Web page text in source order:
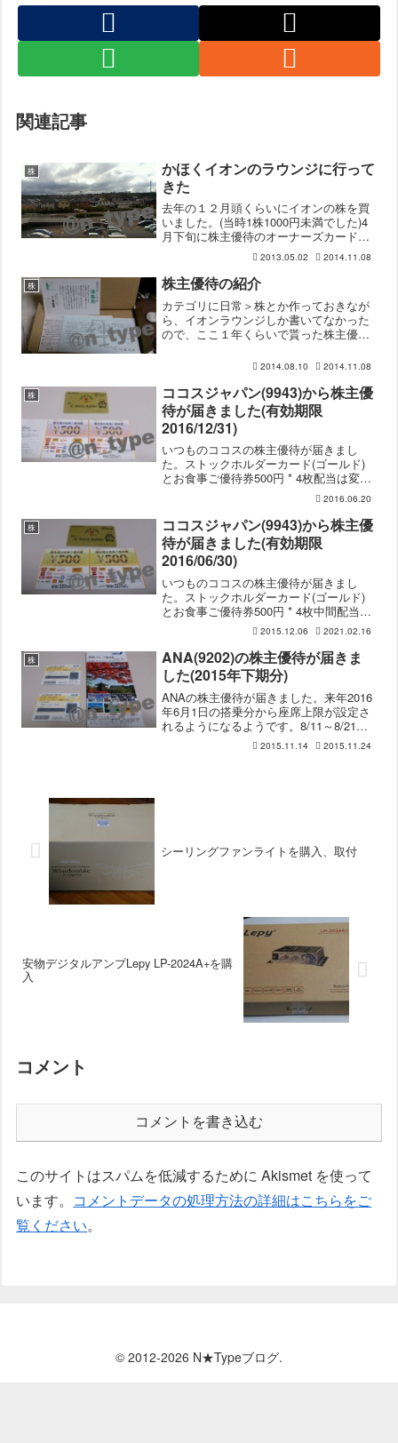
関連記事
株
かほくイオンのラウンジに行って
きた
去年の１２月頭くらいにイオンの株を買
いました。(当時1株1000円未満でした)4
月下旬に株主優待のオーナーズカードが
届きました。イオンの株主優待はイオン
で使った金額（専門店などは除く）の3%
～7%(保有株数によって違う)がキャッシ
ュバックさ...
2013.05.02 2014.11.08
株 株主優待の紹介
カテゴリに日常＞株とか作っておきなが
ら、イオンラウンジしか書いてなかった
ので、ここ１年くらいで貰った株主優待
前に。自分はデイトレードはしてません
せん。基本的には長期保有...
2014.08.10 2014.11.08
株
ココスジャパン(9943)から株主優
待が届きました(有効期限
2016/12/31)
いつものココスの株主優待が届きまし
た。ストックホルダーカード(ゴールド)
とお食事ご優待券500円 * 4枚配当は変わ
らず12円でした。四国の店舗がライセン
シーから直営になっていました。
2016.06.20
株
ココスジャパン(9943)から株主優
待が届きました(有効期限
2016/06/30)
いつものココスの株主優待が届きまし
た。ストックホルダーカード(ゴールド)
とお食事ご優待券500円 * 4枚中間配当は
12円でした。安定していますね。最近フ
ェアメニューなんかは少し高めの値段設
定の料理が多いですね。最近良いなと思
ったメニューは...
2015.12.06 2021.02.16
株
ANA(9202)の株主優待が届きま
した(2015年下期分)
ANAの株主優待が届きました。来年2016
年6月1日の搭乗分から座席上限が設定さ
れるようになるようです。8/11～8/21、
9/17～19、10/8～10/10、2016/12/29～
2017/1/4、3/18～3/20、4/29～5/8ゴ...
2015.11.14 2015.11.24
シーリングファンライトを購入、取付
安物デジタルアンプLepy LP-2024A+を購
入
コメント
コメントを書き込む
このサイトはスパムを低減するために Akismet を使って
います。 コメントデータの処理方法の詳細はこちらをご
覧ください。
© 2012-2026 N★Typeブログ.